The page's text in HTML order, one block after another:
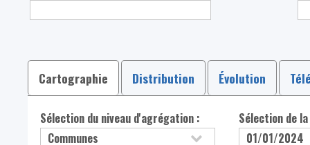
Cartographie Distribution Évolution
Sélection du niveau d'agrégation : Sélection de